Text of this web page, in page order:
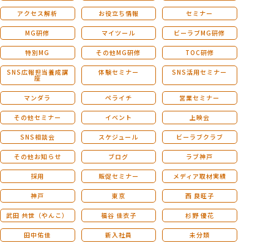
アクセス解析 お役立ち情報 セミナー
MG研修 マイツール ビーラブMG研修
特別MG その他MG研修 TOC研修
SNS広報担当養成講
座
体験セミナー SNS活用セミナー
マンダラ ペライチ 営業セミナー
その他セミナー イベント 上映会
SNS相談会 スケジュール ビーラブクラブ
その他お知らせ ブログ ラブ神戸
採用 販促セミナー メディア取材実績
神戸 東京 西 良旺子
武田 共世（やんこ） 福谷 佳衣子 杉野 優花
田中佑佳 新入社員 未分類